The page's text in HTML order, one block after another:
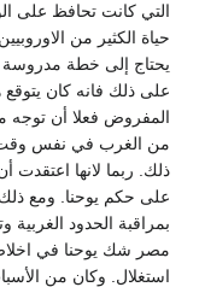
التي كانت تحافظ على
حياة الكثير من
يحتاج إلى خطة
على ذلك فانه كان
المفروض فعلا أن توجه
من الغرب في نفس وقت
ذلك. ربما لانها اعتقدت
على حكم يوحنا. ومع
بمراقبة الحدود
مصر شك يوحنا في
استغلال. وكان من